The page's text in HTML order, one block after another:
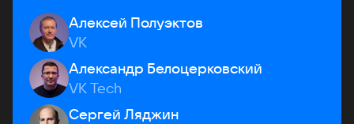
Алексей Полуэктов
VK
Александр Белоцерковский
VK Tech
Сергей Ляджин